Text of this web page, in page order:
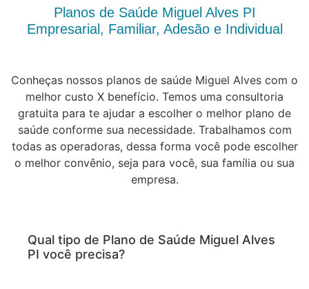
Planos de Saúde Miguel Alves PI
Empresarial, Familiar, Adesão e Individual
Conheças nossos planos de saúde Miguel Alves com o
melhor custo X benefício. Temos uma consultoria
gratuita para te ajudar a escolher o melhor plano de
saúde conforme sua necessidade. Trabalhamos com
todas as operadoras, dessa forma você pode escolher
o melhor convênio, seja para você, sua família ou sua
empresa.
Qual tipo de Plano de Saúde Miguel Alves
PI você precisa?